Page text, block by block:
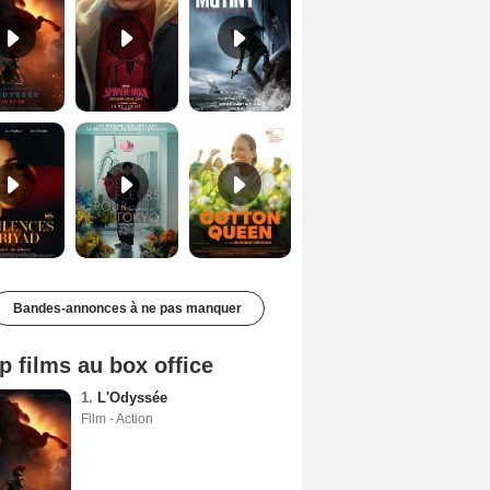
Les Silences de Riyad Bande-annonce VO STFR Cotton Queen Bande-annonce VO STFR
Bandes-annonces à ne pas manquer
films au box office
1. L'Odyssée
Film - Action